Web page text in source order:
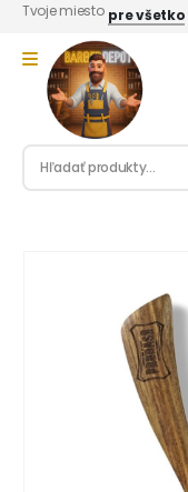
Tvoje miesto pre všetko